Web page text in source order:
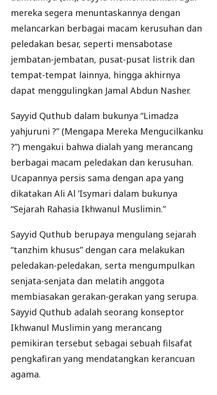
mereka segera menuntaskannya dengan
melancarkan berbagai macam kerusuhan dan
peledakan besar, seperti mensabotase
jembatan-jembatan, pusat-pusat listrik dan
tempat-tempat lainnya, hingga akhirnya
dapat menggulingkan Jamal Abdun Nasher.
Sayyid Quthub dalam bukunya “Limadza
yahjuruni ?” (Mengapa Mereka Mengucilkanku
?”) mengakui bahwa dialah yang merancang
berbagai macam peledakan dan kerusuhan.
Ucapannya persis sama dengan apa yang
dikatakan Ali Al ‘Isymari dalam bukunya
“Sejarah Rahasia Ikhwanul Muslimin.”
Sayyid Quthub berupaya mengulang sejarah
“tanzhim khusus” dengan cara melakukan
peledakan-peledakan, serta mengumpulkan
senjata-senjata dan melatih anggota
membiasakan gerakan-gerakan yang serupa.
Sayyid Quthub adalah seorang konseptor
Ikhwanul Muslimin yang merancang
pemikiran tersebut sebagai sebuah filsafat
pengkafiran yang mendatangkan kerancuan
agama.